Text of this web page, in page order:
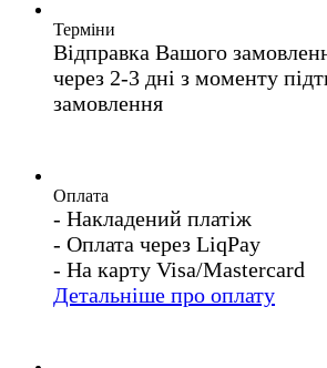
Терміни
Відправка Вашого
через 2-3 дні з моменту
замовлення
Оплата
- Накладений платіж
- Оплата через LiqPay
- На карту Visa/Mastercard
Детальніше про оплату